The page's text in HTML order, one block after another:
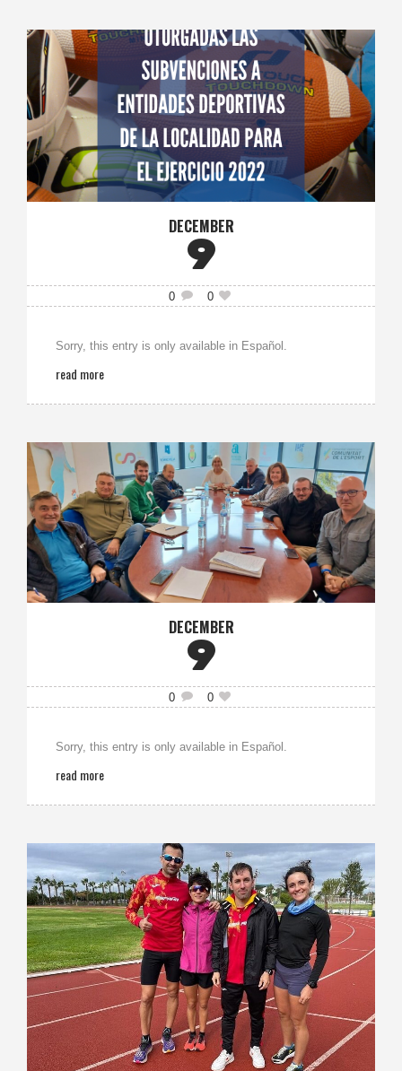
DECEMBER
9
0 0
Sorry, this entry is only available in Español.
read more
DECEMBER
9
0 0
Sorry, this entry is only available in Español.
read more